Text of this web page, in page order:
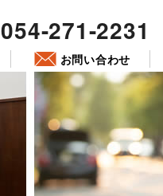
054-271-2231
お問い合わせ